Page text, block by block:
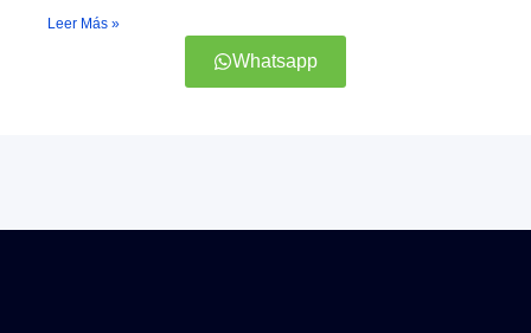
Leer Más »
Whatsapp